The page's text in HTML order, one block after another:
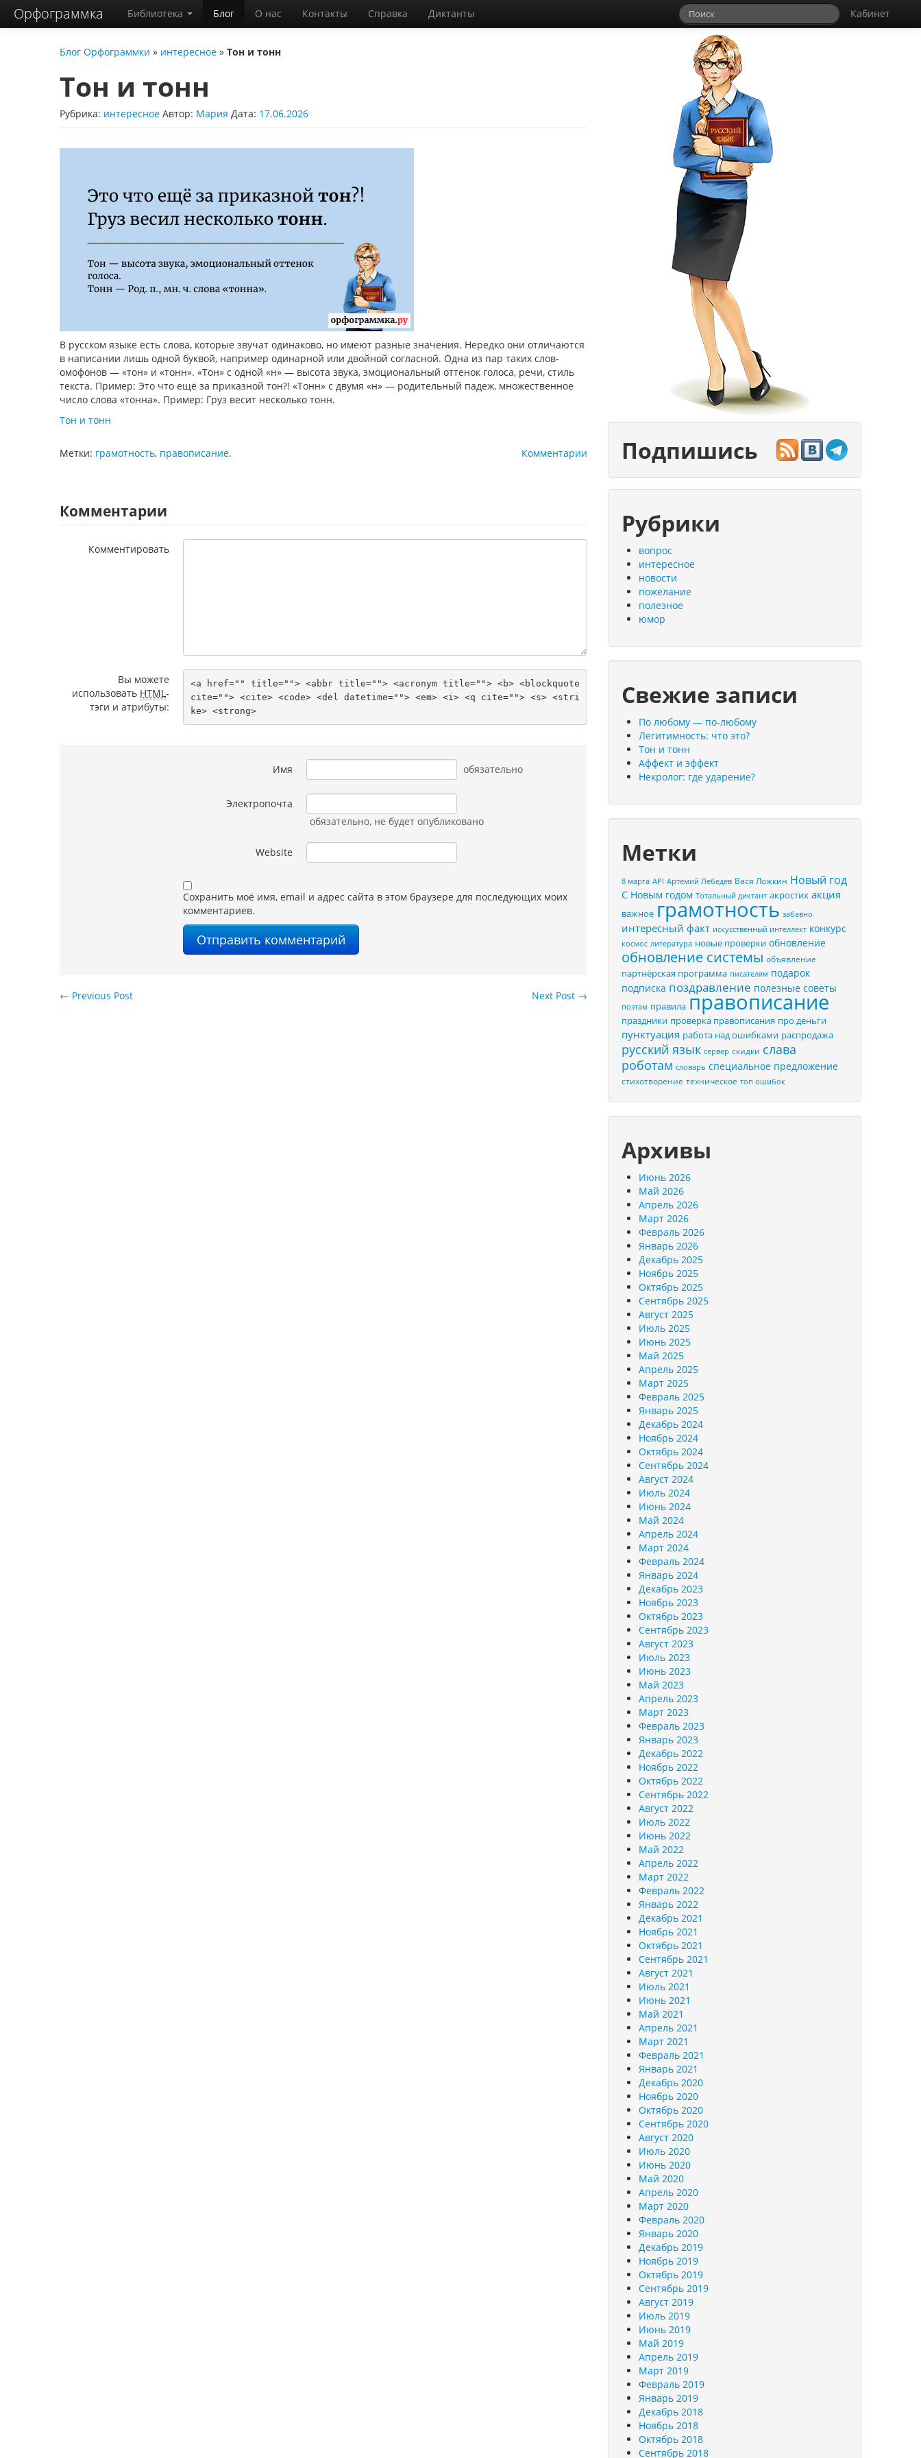
Орфограммка Кабинет
Библиотека Блог О нас Контакты Справка Диктанты
Блог Орфограммки » интересное » Тон и тонн
Тон и тонн
Рубрика: интересное Автор: Мария Дата: 17.06.2026
В русском языке есть слова, которые звучат одинаково, но имеют разные значения. Нередко они отличаются
в написании лишь одной буквой, например одинарной или двойной согласной. Одна из пар таких слов-
омофонов — «тон» и «тонн». «Тон» с одной «н» — высота звука, эмоциональный оттенок голоса, речи, стиль
текста. Пример: Это что ещё за приказной тон?! «Тонн» с двумя «н» — родительный падеж, множественное
число слова «тонна». Пример: Груз весит несколько тонн.
Тон и тонн
Комментарии
Метки: грамотность, правописание.
Комментарии
Комментировать
Вы можете
использовать HTML-
тэги и атрибуты:
<a href="" title=""> <abbr title=""> <acronym title=""> <b> <blockquote
cite=""> <cite> <code> <del datetime=""> <em> <i> <q cite=""> <s> <stri
ke> <strong>
Имя обязательно
Электропочта
обязательно, не будет опубликовано
Website
Сохранить моё имя, email и адрес сайта в этом браузере для последующих моих
комментариев.
Next Post →
← Previous Post
Подпишись
Рубрики
вопрос
интересное
новости
пожелание
полезное
юмор
Свежие записи
По любому — по-любому
Легитимность: что это?
Тон и тонн
Аффект и эффект
Некролог: где ударение?
Метки
8 марта API Артемий Лебедев Вася Ложкин Новый год
С Новым годом Тотальный диктант акростих акция
важное грамотность забавно
интересный факт искусственный интеллект конкурс
космос литература новые проверки обновление
обновление системы объявление
партнёрская программа писателям подарок
подписка поздравление полезные советы
поэтам правила правописание
праздники проверка правописания про деньги
пунктуация работа над ошибками распродажа
русский язык сервер скидки слава
роботам словарь специальное предложение
стихотворение техническое топ ошибок
Архивы
Июнь 2026
Май 2026
Апрель 2026
Март 2026
Февраль 2026
Январь 2026
Декабрь 2025
Ноябрь 2025
Октябрь 2025
Сентябрь 2025
Август 2025
Июль 2025
Июнь 2025
Май 2025
Апрель 2025
Март 2025
Февраль 2025
Январь 2025
Декабрь 2024
Ноябрь 2024
Октябрь 2024
Сентябрь 2024
Август 2024
Июль 2024
Июнь 2024
Май 2024
Апрель 2024
Март 2024
Февраль 2024
Январь 2024
Декабрь 2023
Ноябрь 2023
Октябрь 2023
Сентябрь 2023
Август 2023
Июль 2023
Июнь 2023
Май 2023
Апрель 2023
Март 2023
Февраль 2023
Январь 2023
Декабрь 2022
Ноябрь 2022
Октябрь 2022
Сентябрь 2022
Август 2022
Июль 2022
Июнь 2022
Май 2022
Апрель 2022
Март 2022
Февраль 2022
Январь 2022
Декабрь 2021
Ноябрь 2021
Октябрь 2021
Сентябрь 2021
Август 2021
Июль 2021
Июнь 2021
Май 2021
Апрель 2021
Март 2021
Февраль 2021
Январь 2021
Декабрь 2020
Ноябрь 2020
Октябрь 2020
Сентябрь 2020
Август 2020
Июль 2020
Июнь 2020
Май 2020
Апрель 2020
Март 2020
Февраль 2020
Январь 2020
Декабрь 2019
Ноябрь 2019
Октябрь 2019
Сентябрь 2019
Август 2019
Июль 2019
Июнь 2019
Май 2019
Апрель 2019
Март 2019
Февраль 2019
Январь 2019
Декабрь 2018
Ноябрь 2018
Октябрь 2018
Сентябрь 2018